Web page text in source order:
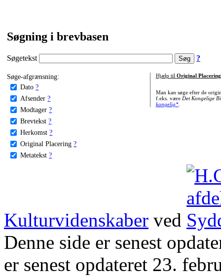
Søgning i brevbasen
Søgetekst ?
Søge-afgrænsning:
Dato ?
Afsender ?
Modtager ?
Brevtekst ?
Herkomst ?
Original Placering ?
Metatekst ?
Hjælp til Original Placering
Man kan søge efter de
f.eks. være Det Kongelige
kongelig*.
Kulturvidenskaber ved
Denne side er senest
er senest opdateret 23.